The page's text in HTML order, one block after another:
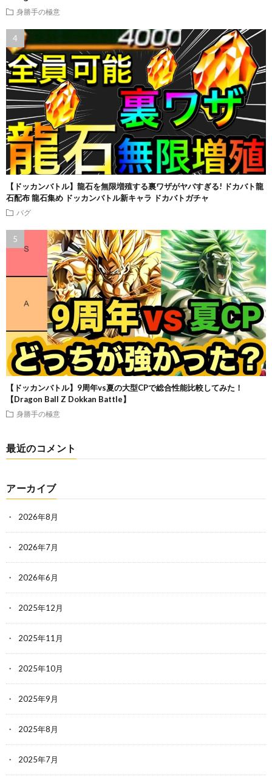
身勝手の極意
【ドッカンバトル】龍石を無限増殖する裏ワザがヤバすぎる! ドカバト龍
石配布 龍石集め ドッカンバトル新キャラ ドカバトガチャ
バグ
【ドッカンバトル】9周年vs夏の大型CPで総合性能比較してみた！
【Dragon Ball Z Dokkan Battle】
身勝手の極意
最近のコメント
アーカイブ
2026年8月
2026年7月
2026年6月
2025年12月
2025年11月
2025年10月
2025年9月
2025年8月
2025年7月